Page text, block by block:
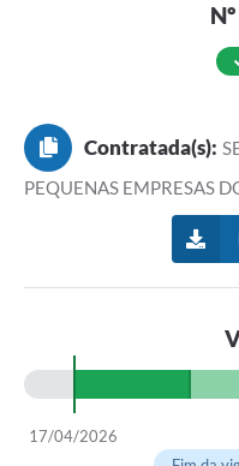
Contratada(s):
PEQUENAS EMPRESAS
17/04/2026